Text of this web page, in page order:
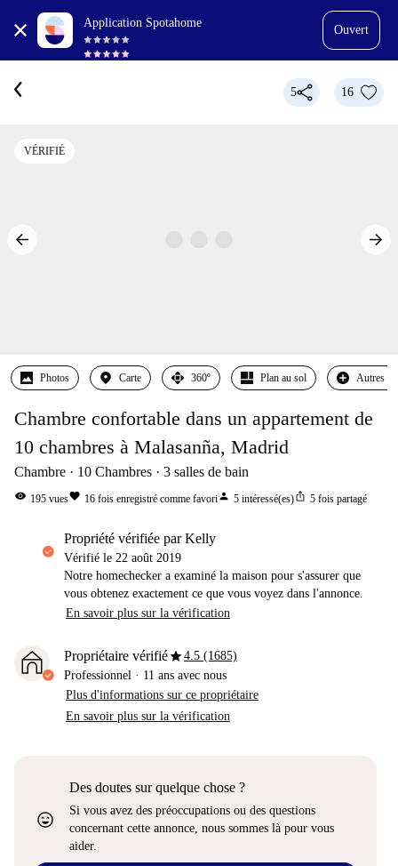
Application Spotahome
Ouvert
5 16
VÉRIFIÉ
Photos Carte 360º Plan au sol Autres
Chambre confortable dans un appartement de
10 chambres à Malasanña, Madrid
Chambre 10 Chambres 3 salles de bain
visibility 195 vuesfavorite 16 fois enregistré comme favoriperson 5 intéressé(es)ios_share 5 fois partagé
propriété vérifiée par Kelly
Vérifié le 22 août 2019
Notre homechecker a examiné la maison pour s'assurer que
vous obtenez exactement ce que vous voyez dans l'annonce.
En savoir plus sur la vérification
Propriétaire vérifiéstar4.5 (1685)
Professionnel · 11 ans avec nous
Plus d'informations sur ce propriétaire
En savoir plus sur la vérification
sentiment_very_satisfied
Des doutes sur quelque chose ?
Si vous avez des préoccupations ou des questions
concernant cette annonce, nous sommes là pour vous
aider.